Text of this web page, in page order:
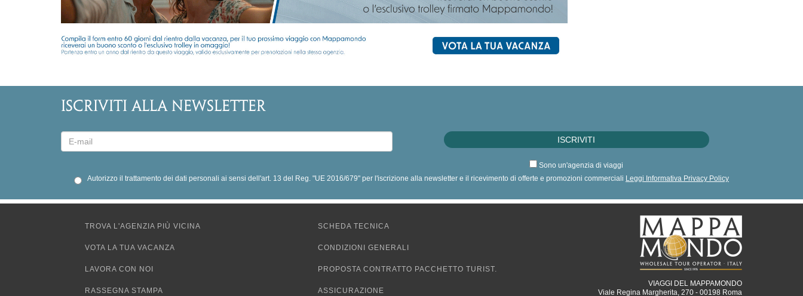
ISCRIVITI ALLA NEWSLETTER
Sono un'agenzia di viaggi
Autorizzo il trattamento dei dati personali ai sensi dell'art. 13 del Reg. "UE 2016/679" per l'iscrizione alla newsletter e il ricevimento di offerte e promozioni commerciali Leggi Informativa Privacy Policy
TROVA L'AGENZIA PIÙ VICINA
VOTA LA TUA VACANZA
LAVORA CON NOI
RASSEGNA STAMPA
SCHEDA TECNICA
CONDIZIONI GENERALI
PROPOSTA CONTRATTO PACCHETTO TURIST.
ASSICURAZIONE
VIAGGI DEL MAPPAMONDO
Viale Regina Margherita, 270 - 00198 Roma